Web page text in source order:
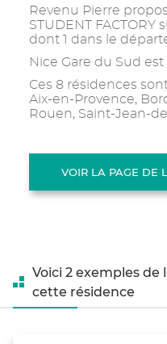
Revenu Pierre
STUDENT
dont 1 dans le
Nice Gare du Sud est
Ces 8 résidences
Aix-en-Provence,
Rouen, Saint-Jean-
VOIR LA PAGE DE
Voici 2 exemples
cette résidence